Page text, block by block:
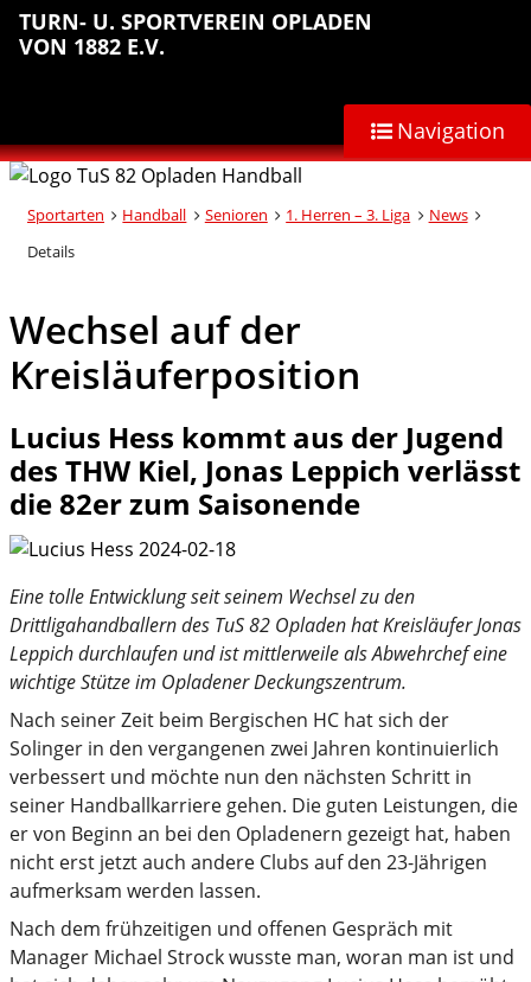
Sprungmarken
Inhalt
anspringen
Hauptnavigation
anspringen
Abteilungsnavigation
anspringen
Fußbereich
anspringen
TURN- U. SPORTVEREIN OPLADEN
VON 1882 E.V.
Navigation
Sportarten Handball Senioren 1. Herren – 3. Liga
News
Details
Wechsel auf der
Kreisläuferposition
Lucius Hess kommt aus der Jugend
des THW Kiel, Jonas Leppich verlässt
die 82er zum Saisonende
Eine tolle Entwicklung seit seinem Wechsel zu den
Drittligahandballern des TuS 82 Opladen hat Kreisläufer Jonas
Leppich durchlaufen und ist mittlerweile als Abwehrchef eine
wichtige Stütze im Opladener Deckungszentrum.
Nach seiner Zeit beim Bergischen HC hat sich der
Solinger in den vergangenen zwei Jahren kontinuierlich
verbessert und möchte nun den nächsten Schritt in
seiner Handballkarriere gehen. Die guten Leistungen, die
er von Beginn an bei den Opladenern gezeigt hat, haben
nicht erst jetzt auch andere Clubs auf den 23-Jährigen
aufmerksam werden lassen.
Nach dem frühzeitigen und offenen Gespräch mit
Manager Michael Strock wusste man, woran man ist und